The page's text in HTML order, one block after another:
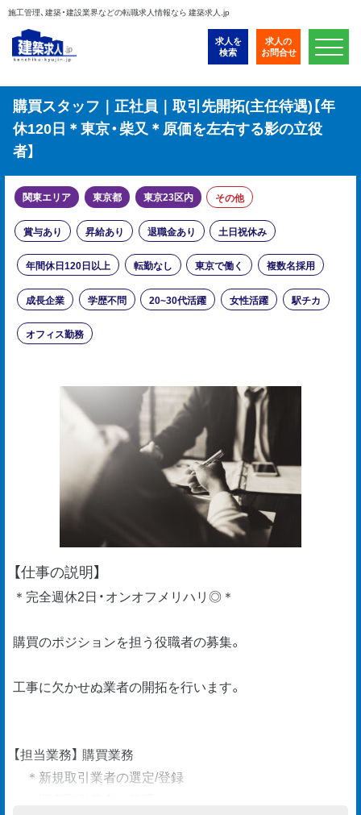
施工管理、建築・建設業界などの転職求人情報なら 建築求人.jp
求人を
検索
求人の
お問合せ
購買スタッフ｜正社員｜取引先開拓(主任待遇)【年
休120日＊東京・柴又＊原価を左右する影の立役
者】
関東エリア 東京都 東京23区内 その他
賞与あり 昇給あり 退職金あり 土日祝休み
年間休日120日以上 転勤なし 東京で働く 複数名採用
成長企業 学歴不問 20~30代活躍 女性活躍 駅チカ
オフィス勤務
【仕事の説明】
＊完全週休2日・オンオフメリハリ◎＊
購買のポジションを担う役職者の募集。
工事に欠かせぬ業者の開拓を行います。
【担当業務】 購買業務
＊新規取引業者の選定/登録